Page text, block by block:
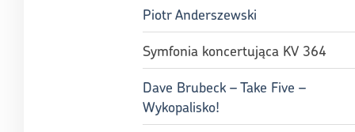
Piotr Anderszewski
Symfonia koncertująca KV 364
Dave Brubeck – Take Five –
Wykopalisko!